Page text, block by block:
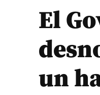
El
un